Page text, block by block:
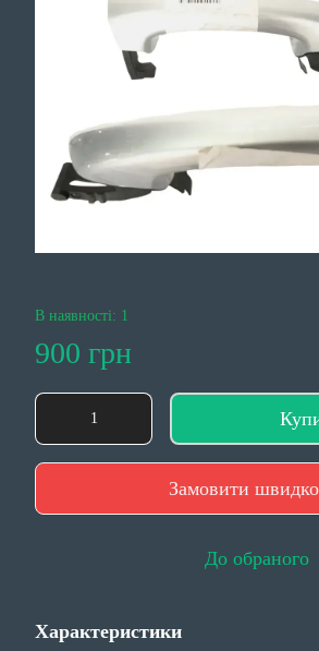
В наявності: 1
900 грн
Замовити швидко
До обраного
Характеристики